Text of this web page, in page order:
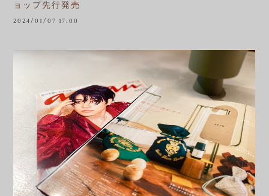
ョップ先行発売
2024/01/07 17:00